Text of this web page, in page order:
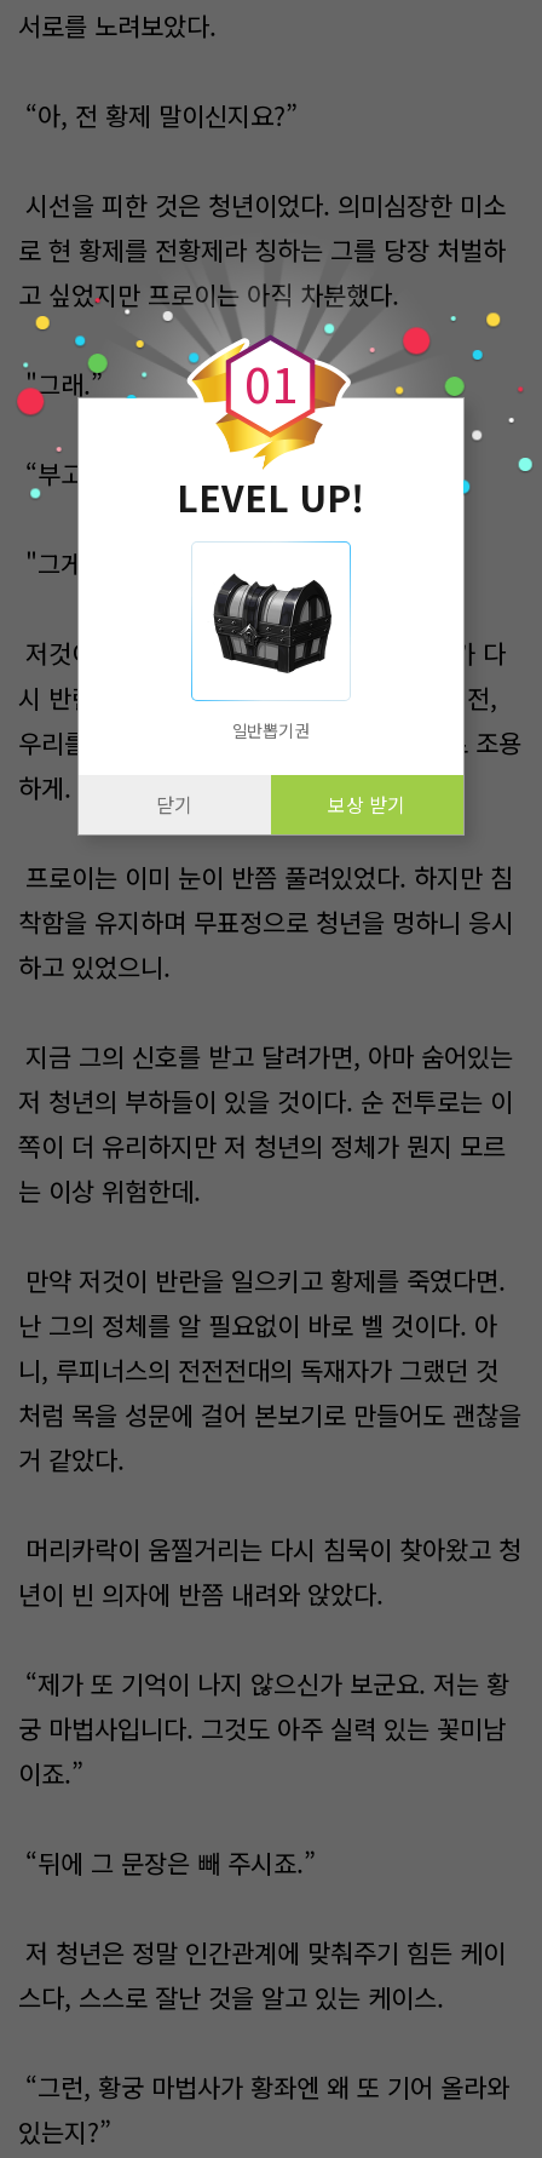
서로를 노려보았다.
“아, 전 황제 말이신지요?”
시선을 피한 것은 청년이었다. 의미심장한 미소
로 현 황제를 전황제라 칭하는 그를 당장 처벌하
고 싶었지만 프로이는 아직 차분했다.
"그래.”
“부고하셨습니다, 몇여 년 전에.”
"그게 무슨 소리죠?"
저것이 하는 말이 진짜라면 이것은 누군가가 다
시 반란을 일으켰단 말이다. 그것도 몇여 년 전,
우리를 담당하는 고용인들 몇은 모를 정도로 조용
하게.
프로이는 이미 눈이 반쯤 풀려있었다. 하지만 침
착함을 유지하며 무표정으로 청년을 멍하니 응시
하고 있었으니.
지금 그의 신호를 받고 달려가면, 아마 숨어있는
저 청년의 부하들이 있을 것이다. 순 전투로는 이
쪽이 더 유리하지만 저 청년의 정체가 뭔지 모르
는 이상 위험한데.
만약 저것이 반란을 일으키고 황제를 죽였다면.
난 그의 정체를 알 필요없이 바로 벨 것이다. 아
니, 루피너스의 전전전대의 독재자가 그랬던 것
처럼 목을 성문에 걸어 본보기로 만들어도 괜찮을
거 같았다.
머리카락이 움찔거리는 다시 침묵이 찾아왔고 청
년이 빈 의자에 반쯤 내려와 앉았다.
“제가 또 기억이 나지 않으신가 보군요. 저는 황
궁 마법사입니다. 그것도 아주 실력 있는 꽃미남
이죠.”
“뒤에 그 문장은 빼 주시죠.”
저 청년은 정말 인간관계에 맞춰주기 힘든 케이
스다, 스스로 잘난 것을 알고 있는 케이스.
“그런, 황궁 마법사가 황좌엔 왜 또 기어 올라와
있는지?”
0
0
1
LEVEL UP!
일반뽑기권
닫기 보상 받기